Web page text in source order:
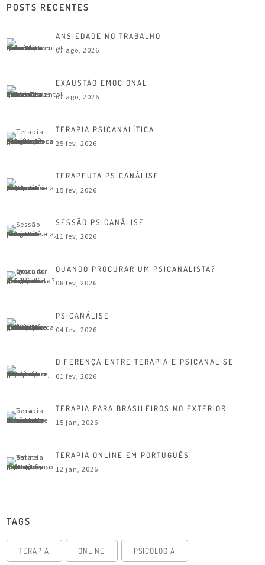
POSTS RECENTES
ANSIEDADE NO TRABALHO
07 ago, 2026
EXAUSTÃO EMOCIONAL
07 ago, 2026
TERAPIA PSICANALÍTICA
25 fev, 2026
TERAPEUTA PSICANÁLISE
15 fev, 2026
SESSÃO PSICANÁLISE
11 fev, 2026
QUANDO PROCURAR UM PSICANALISTA?
08 fev, 2026
PSICANÁLISE
04 fev, 2026
DIFERENÇA ENTRE TERAPIA E PSICANÁLISE
01 fev, 2026
TERAPIA PARA BRASILEIROS NO EXTERIOR
15 jan, 2026
TERAPIA ONLINE EM PORTUGUÊS
12 jan, 2026
TAGS
TERAPIA ONLINE PSICOLOGIA